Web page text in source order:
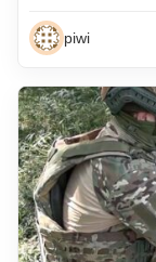
piwi